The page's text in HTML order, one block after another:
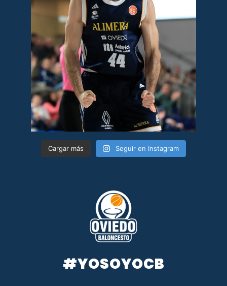
Cargar más Seguir en Instagram
#YOSOYOCB